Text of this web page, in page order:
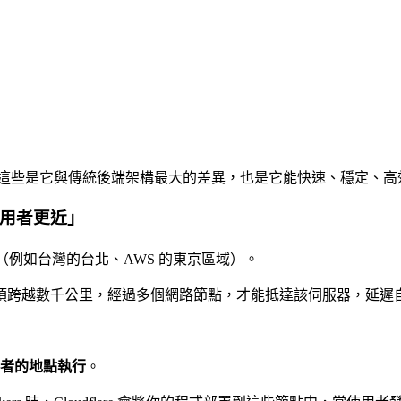
些是它與傳統後端架構最大的差異，也是它能快速、穩定、
者更近」
如台灣的台北、AWS 的東京區域）。
越數千公里，經過多個網路節點，才能抵達該伺服器，延遲
的地點執行 。